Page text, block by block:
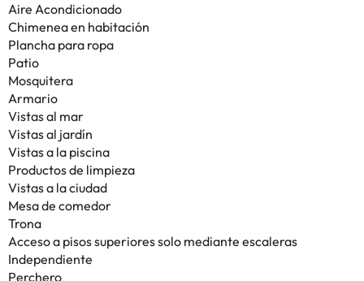
Aire Acondicionado
Chimenea en habitación
Plancha para ropa
Patio
Mosquitera
Armario
Vistas al mar
Vistas al jardín
Vistas a la piscina
Productos de limpieza
Vistas a la ciudad
Mesa de comedor
Trona
Acceso a pisos superiores solo mediante escaleras
Independiente
Perchero